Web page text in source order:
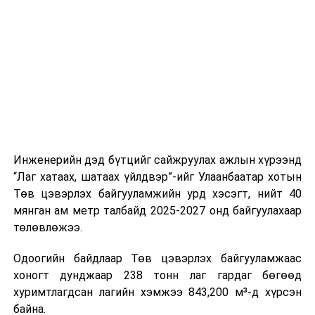
өдөр тутмын ажлын бэлэн байдлыг хангах зэрэг
практик ур чадварыг сургалтын хөтөлбөрт тусгажээ.
Сургалтыг танилцуулах лекц, асуулт-хариулт,
жишээнд суурилсан сургалт, багаар ажиллах дасгал,
танилцах, онцгой нөхцөлд ажиллах дадлага зэрэг
онол, практик хосолсон хэлбэрээр зохион байгуулж
байна.
Инженерийн дэд бүтцийг сайжруулах ажлын хүрээнд
“Лаг хатаах, шатаах үйлдвэр”-ийг Улаанбаатар хотын
Төв цэвэрлэх байгууламжийн урд хэсэгт, нийт 40
мянган ам метр талбайд 2025-2027 онд байгуулахаар
төлөвлөжээ.
Одоогийн байдлаар Төв цэвэрлэх байгууламжаас
хоногт дунджаар 238 тонн лаг гардаг бөгөөд
хуримтлагдсан лагийн хэмжээ 843,200 м³-д хүрсэн
байна.